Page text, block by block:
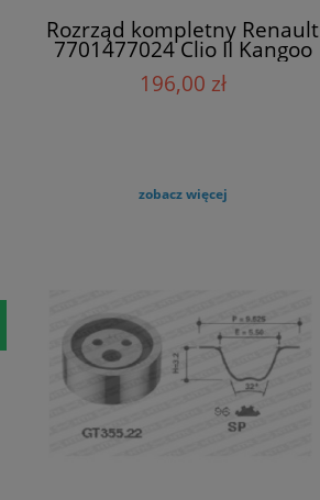
Rozrząd kompletny Renault
7701477024 Clio II Kangoo
Megane I
196,00 zł
zobacz więcej